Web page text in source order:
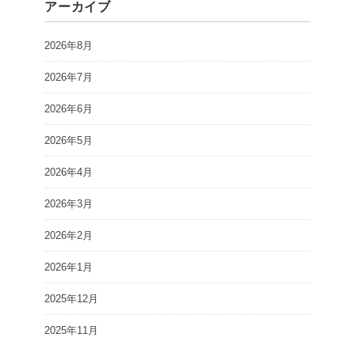
アーカイブ
2026年8月
2026年7月
2026年6月
2026年5月
2026年4月
2026年3月
2026年2月
2026年1月
2025年12月
2025年11月